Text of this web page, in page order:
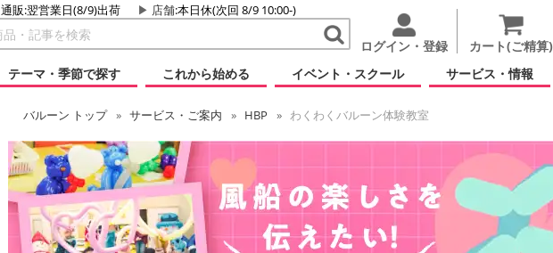
通販:翌営業日(8/9)出荷 店舗:本日休(次回 8/9 10:00-)
ログイン・登録 カート(ご精算)
テーマ・季節で探す
これから始める イベント・スクール サービス・情報
バルーン トップ サービス・ご案内 HBP わくわくバルーン体験教室